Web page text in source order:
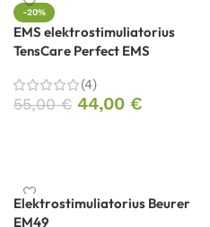
-20%
EMS elektrostimuliatorius
TensCare Perfect EMS
(4)
55,00€ 44,00 €
Elektrostimuliatorius Beurer
EM49